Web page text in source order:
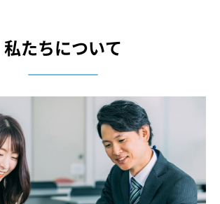
私たちについて